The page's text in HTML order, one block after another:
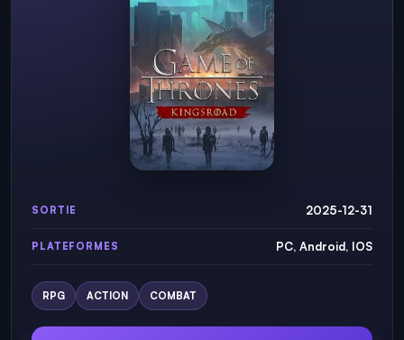
SORTIE 2025-12-31
PLATEFORMES PC, Android, IOS
RPG ACTION COMBAT